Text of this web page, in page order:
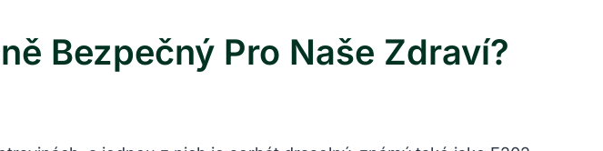
Bezpečný Pro Naše Zdraví?